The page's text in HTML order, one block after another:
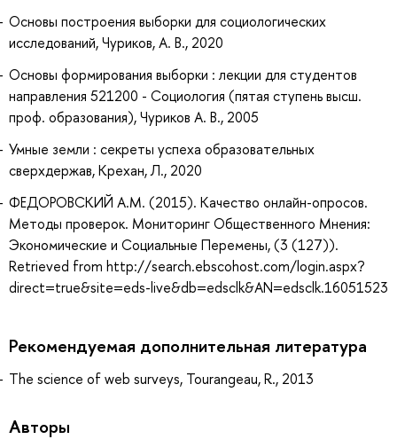
Основы построения выборки для социологических
исследований, Чуриков, А. В., 2020
Основы формирования выборки : лекции для студентов
направления 521200 - Социология (пятая ступень высш.
проф. образования), Чуриков А. В., 2005
Умные земли : секреты успеха образовательных
сверхдержав, Крехан, Л., 2020
ФЕДОРОВСКИЙ А.М. (2015). Качество онлайн-опросов.
Методы проверок. Мониторинг Общественного Мнения:
Экономические и Социальные Перемены, (3 (127)).
Retrieved from http://search.ebscohost.com/login.aspx?
direct=true&site=eds-live&db=edsclk&AN=edsclk.16051523
Рекомендуемая дополнительная литература
The science of web surveys, Tourangeau, R., 2013
Авторы